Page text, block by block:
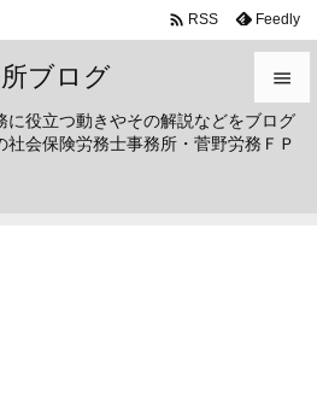
ブログ
に役立つ動きやその解説などをブログ
会保険労務士事務所・菅野労務ＦＰ


メニュ
 RSS Feedly